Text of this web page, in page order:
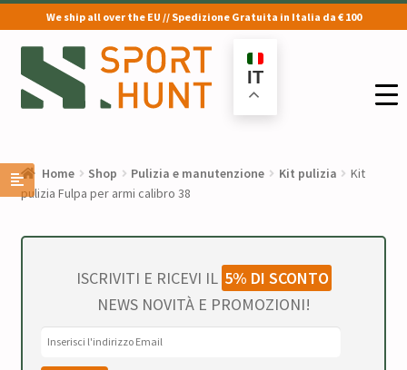
We ship all over the EU // Spedizione Gratuita in Italia da € 100
Vai
alla
navigazione
Vai
al
contenuto
IT
Home Shop Pulizia e manutenzione Kit pulizia
Kit
pulizia Fulpa per armi calibro 38
ISCRIVITI E RICEVI IL 5% DI SCONTO
NEWS NOVITÀ E PROMOZIONI!